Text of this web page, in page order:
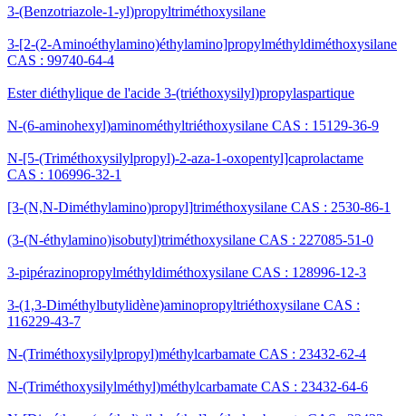
3-(Benzotriazole-1-yl)propyltriméthoxysilane
3-[2-(2-Aminoéthylamino)éthylamino]propylméthyldiméthoxysilane
CAS : 99740-64-4
Ester diéthylique de l'acide 3-(triéthoxysilyl)propylaspartique
N-(6-aminohexyl)aminométhyltriéthoxysilane CAS : 15129-36-9
N-[5-(Triméthoxysilylpropyl)-2-aza-1-oxopentyl]caprolactame
CAS : 106996-32-1
[3-(N,N-Diméthylamino)propyl]triméthoxysilane CAS : 2530-86-1
(3-(N-éthylamino)isobutyl)triméthoxysilane CAS : 227085-51-0
3-pipérazinopropylméthyldiméthoxysilane CAS : 128996-12-3
3-(1,3-Diméthylbutylidène)aminopropyltriéthoxysilane CAS :
116229-43-7
N-(Triméthoxysilylpropyl)méthylcarbamate CAS : 23432-62-4
N-(Triméthoxysilylméthyl)méthylcarbamate CAS : 23432-64-6